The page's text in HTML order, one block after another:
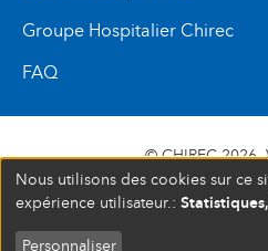
Groupe Hospitalier Chirec
FAQ
© CHIREC 2026
SIÈGE SOCIAL BOULEVARD
BRUXELLES N°
Nous utilisons des cookies sur ce
expérience utilisateur.:
Personnaliser